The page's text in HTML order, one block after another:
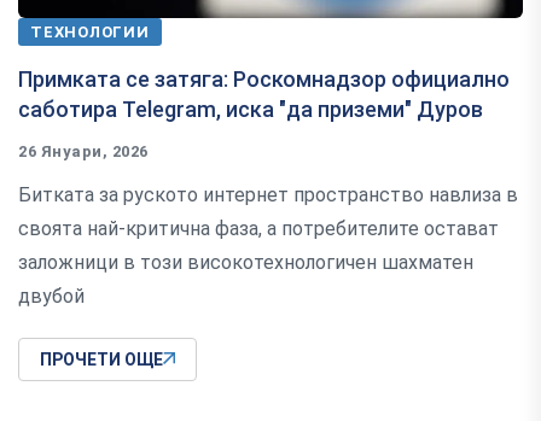
ТЕХНОЛОГИИ
Примката се затяга: Роскомнадзор официално
саботира Telegram, иска "да приземи" Дуров
26 Януари, 2026
Битката за руското интернет пространство навлиза в
своята най-критична фаза, а потребителите остават
заложници в този високотехнологичен шахматен
двубой
ПРОЧЕТИ ОЩЕ